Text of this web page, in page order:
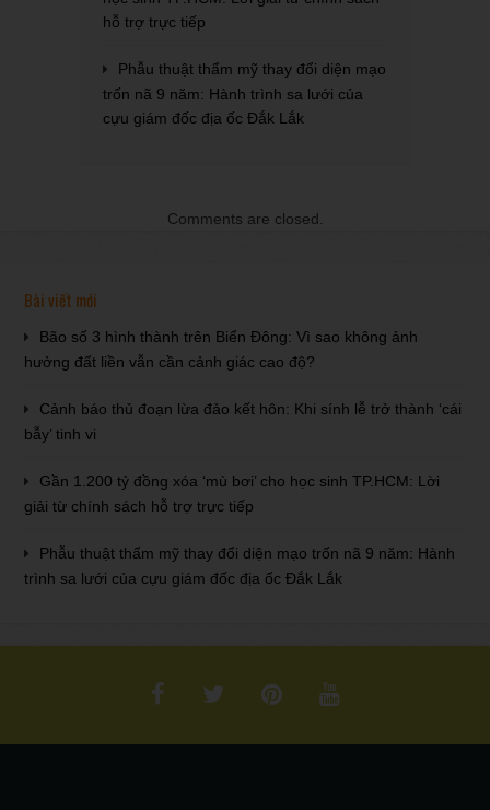
hỗ trợ trực tiếp
Phẫu thuật thẩm mỹ thay đổi diện mạo
trốn nã 9 năm: Hành trình sa lưới của
cựu giám đốc địa ốc Đắk Lắk
Comments are closed.
Bài viết mới
Bão số 3 hình thành trên Biển Đông: Vì sao không ảnh
hưởng đất liền vẫn cần cảnh giác cao độ?
Cảnh báo thủ đoạn lừa đảo kết hôn: Khi sính lễ trở thành ‘cái
bẫy’ tinh vi
Gần 1.200 tỷ đồng xóa ‘mù bơi’ cho học sinh TP.HCM: Lời
giải từ chính sách hỗ trợ trực tiếp
Phẫu thuật thẩm mỹ thay đổi diện mạo trốn nã 9 năm: Hành
trình sa lưới của cựu giám đốc địa ốc Đắk Lắk